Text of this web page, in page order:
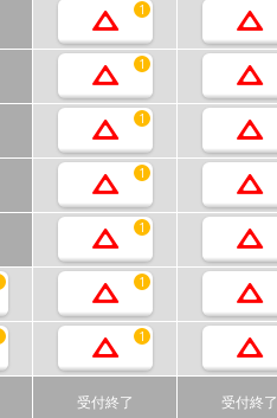
1
1
1
1
1
1
1
受付終了 受付終了